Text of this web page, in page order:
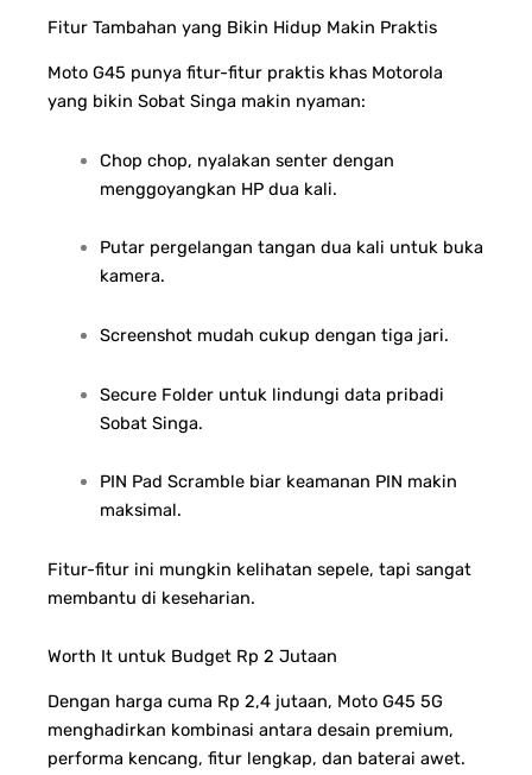
Fitur Tambahan yang Bikin Hidup Makin Praktis
Moto G45 punya fitur-fitur praktis khas Motorola
yang bikin Sobat Singa makin nyaman:
Chop chop, nyalakan senter dengan
menggoyangkan HP dua kali.
Putar pergelangan tangan dua kali untuk buka
kamera.
Screenshot mudah cukup dengan tiga jari.
Secure Folder untuk lindungi data pribadi
Sobat Singa.
PIN Pad Scramble biar keamanan PIN makin
maksimal.
Fitur-fitur ini mungkin kelihatan sepele, tapi sangat
membantu di keseharian.
Worth It untuk Budget Rp 2 Jutaan
Dengan harga cuma Rp 2,4 jutaan, Moto G45 5G
menghadirkan kombinasi antara desain premium,
performa kencang, fitur lengkap, dan baterai awet.